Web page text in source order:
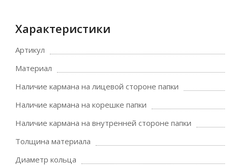
Характеристики
Артикул
Материал
Наличие кармана на лицевой стороне папки
Наличие кармана на корешке папки
Наличие кармана на внутренней стороне папки
Толщина материала
Диаметр кольца